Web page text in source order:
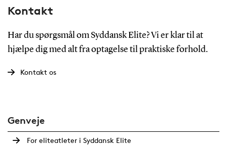
Kontakt
Har du spørgsmål om Syddansk Elite? Vi er klar til at
hjælpe dig med alt fra optagelse til praktiske forhold.
Kontakt os
Genveje
For eliteatleter i Syddansk Elite